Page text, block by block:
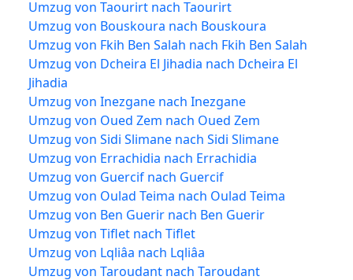
Umzug von Taourirt nach Taourirt
Umzug von Bouskoura nach Bouskoura
Umzug von Fkih Ben Salah nach Fkih Ben Salah
Umzug von Dcheira El Jihadia nach Dcheira El
Jihadia
Umzug von Inezgane nach Inezgane
Umzug von Oued Zem nach Oued Zem
Umzug von Sidi Slimane nach Sidi Slimane
Umzug von Errachidia nach Errachidia
Umzug von Guercif nach Guercif
Umzug von Oulad Teima nach Oulad Teima
Umzug von Ben Guerir nach Ben Guerir
Umzug von Tiflet nach Tiflet
Umzug von Lqliâa nach Lqliâa
Umzug von Taroudant nach Taroudant